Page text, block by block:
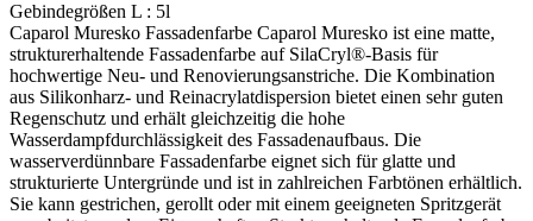
Gebindegrößen L : 5l
Caparol Muresko Fassadenfarbe Caparol Muresko ist eine matte,
strukturerhaltende Fassadenfarbe auf SilaCryl®-Basis für
hochwertige Neu- und Renovierungsanstriche. Die Kombination
aus Silikonharz- und Reinacrylatdispersion bietet einen sehr guten
Regenschutz und erhält gleichzeitig die hohe
Wasserdampfdurchlässigkeit des Fassadenaufbaus. Die
wasserverdünnbare Fassadenfarbe eignet sich für glatte und
strukturierte Untergründe und ist in zahlreichen Farbtönen erhältlich.
Sie kann gestrichen, gerollt oder mit einem geeigneten Spritzgerät